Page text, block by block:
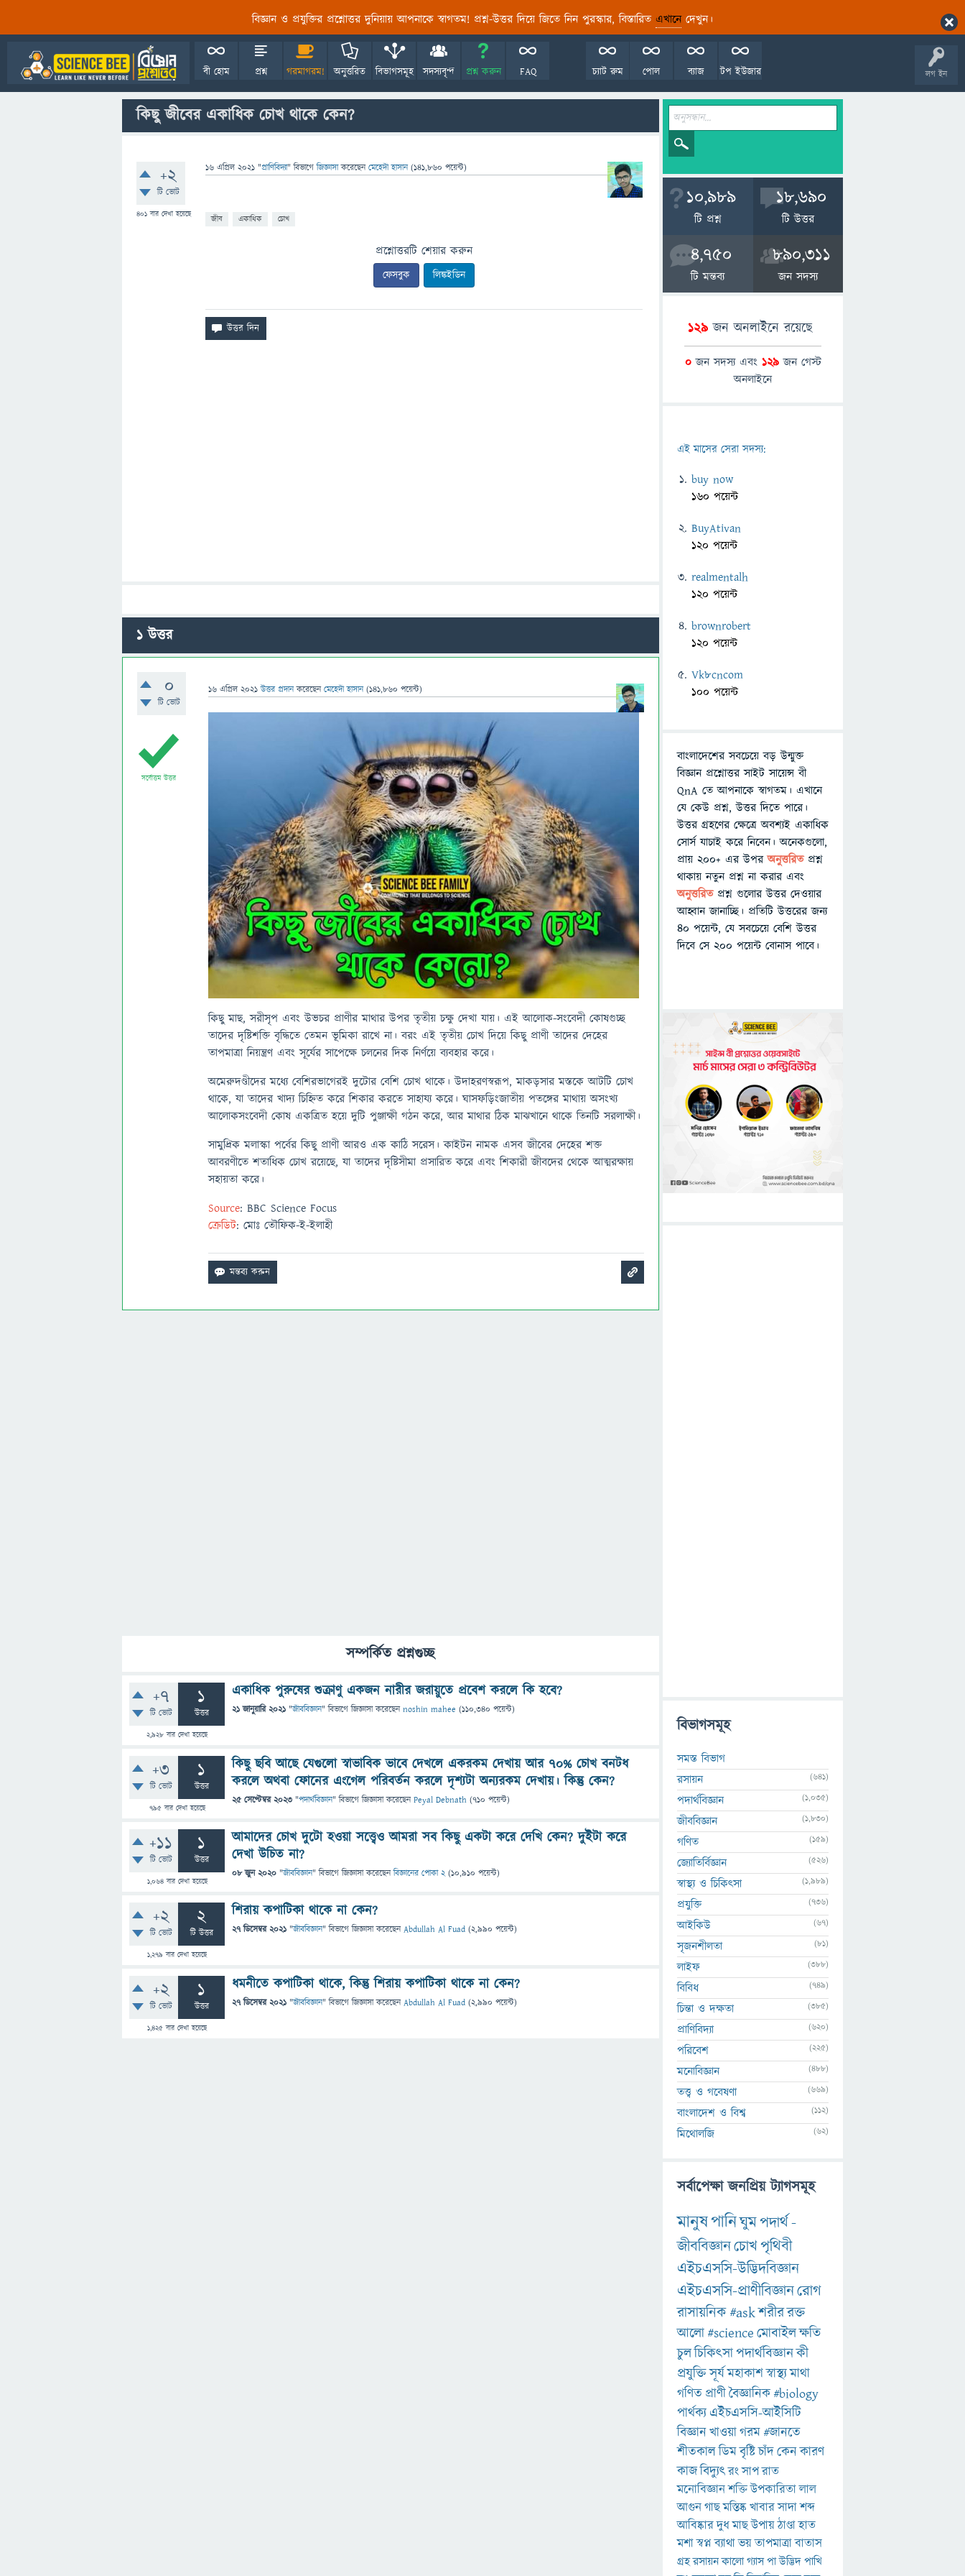
বিজ্ঞান ও প্রযুক্তির প্রশ্নোত্তর দুনিয়ায় আপনাকে স্বাগতম! প্রশ্ন-উত্তর দিয়ে জিতে নিন পুরস্কার, বিস্তারিত এখানেদেখুন।
লগ ইন
বী হোম প্রশ্ন গরমাগরম! অনুত্তরিত বিভাগসমূহ সদস্যবৃন্দ প্রশ্ন করুন FAQ টপ ইউজার
ব্যাজ
পোল
চ্যাট রুম
কিছু জীবের একাধিক চোখ থাকে কেন?
+2
টি ভোট
401 বার দেখা হয়েছে
16 এপ্রিল 2021 "প্রাণিবিদ্যা" বিভাগে জিজ্ঞাসাকরেছেনমেহেদী হাসান (141,860 পয়েন্ট)
জীব একাধিক চোখ
প্রশ্নোত্তরটি শেয়ার করুন
ফেসবুক লিঙ্কইডিন
1উত্তর
0
টি ভোট
16 এপ্রিল 2021 উত্তর প্রদান করেছেনমেহেদী হাসান (141,860 পয়েন্ট)
সর্বোত্তম উত্তর
কিছু মাছ, সরীসৃপ এবং উভচর প্রাণীর মাথার উপর তৃতীয় চক্ষু দেখা যায়। এই আলোক-সংবেদী কোষগুচ্ছ
তাদের দৃষ্টিশক্তি বৃদ্ধিতে তেমন ভূমিকা রাখে না। বরং এই তৃতীয় চোখ দিয়ে কিছু প্রাণী তাদের দেহের
তাপমাত্রা নিয়ন্ত্রণ এবং সূর্যের সাপেক্ষে চলনের দিক নির্ণয়ে ব্যবহার করে।
অমেরুদণ্ডীদের মধ্যে বেশিরভাগেরই দুটোর বেশি চোখ থাকে। উদাহরণস্বরূপ, মাকড়সার মস্তকে আটটি চোখ
থাকে, যা তাদের খাদ্য চিহ্নিত করে শিকার করতে সাহায্য করে। ঘাসফড়িংজাতীয় পতঙ্গের মাথায় অসংখ্য
আলোকসংবেদী কোষ একত্রিত হয়ে দুটি পুঞ্জাক্ষী গঠন করে, আর মাথার ঠিক মাঝখানে থাকে তিনটি সরলাক্ষী।
সামুদ্রিক মলাস্কা পর্বের কিছু প্রাণী আরও এক কাঠি সরেস। কাইটন নামক এসব জীবের দেহের শক্ত
আবরণীতে শতাধিক চোখ রয়েছে, যা তাদের দৃষ্টিসীমা প্রসারিত করে এবং শিকারী জীবদের থেকে আত্মরক্ষায়
সহায়তা করে।
Source: BBC Science Focus
ক্রেডিট: মোঃ তৌফিক-ই-ইলাহী
সম্পর্কিত প্রশ্নগুচ্ছ
+7
টি ভোট
1
উত্তর
2,928 বার দেখা হয়েছে
একাধিক পুরুষের শুক্রাণু একজন নারীর জরায়ুতে প্রবেশ করলে কি হবে?
21 জানুয়ারি 2021 "জীববিজ্ঞান" বিভাগে জিজ্ঞাসাকরেছেনnoshin mahee (110,340 পয়েন্ট)
+3
টি ভোট
1
উত্তর
795বার দেখা হয়েছে
কিছু ছবি আছে যেগুলো স্বাভাবিক ভাবে দেখলে একরকম দেখায় আর ৭০% চোখ বনটধ
করলে অথবা ফোনের এংগেল পরিবর্তন করলে দৃশ‍্যটা অন‍্যরকম দেখায়। কিন্তু কেন?
25 সেপ্টেম্বর 2023 "পদার্থবিজ্ঞান" বিভাগে জিজ্ঞাসাকরেছেনPeyal Debnath (710 পয়েন্ট)
+11
টি ভোট
1
উত্তর
1,064বার দেখা হয়েছে
আমাদের চোখ দুটো হওয়া সত্ত্বেও আমরা সব কিছু একটা করে দেখি কেন? দুইটা করে
দেখা উচিত না?
08 জুন 2020 "জীববিজ্ঞান" বিভাগে জিজ্ঞাসাকরেছেনবিজ্ঞানের পোকা 2 (10,910 পয়েন্ট)
+2
টি ভোট
2
টি উত্তর
1,279 বার দেখা হয়েছে
শিরায় কপাটিকা থাকে না কেন?
27 ডিসেম্বর 2021 "জীববিজ্ঞান" বিভাগে জিজ্ঞাসাকরেছেনAbdullah Al Fuad (2,990 পয়েন্ট)
+2
টি ভোট
1
উত্তর
1,425 বার দেখা হয়েছে
ধমনীতে কপাটিকা থাকে, কিন্তু শিরায় কপাটিকা থাকে না কেন?
27 ডিসেম্বর 2021 "জীববিজ্ঞান" বিভাগে জিজ্ঞাসাকরেছেনAbdullah Al Fuad (2,990 পয়েন্ট)
10,989
টি প্রশ্ন
18,690
টি উত্তর
4,750
টি মন্তব্য
890,311
জন সদস্য
129জন অনলাইনে রয়েছে
0জন সদস্য এবং 129জন গেস্ট
অনলাইনে
এই মাসের সেরা সদস্য:
buy now
160 পয়েন্ট
BuyAtivan
120 পয়েন্ট
realmentalh
120 পয়েন্ট
brownrobert
120 পয়েন্ট
Vk8cncom
100 পয়েন্ট
বাংলাদেশের সবচেয়ে বড় উন্মুক্ত
বিজ্ঞান প্রশ্নোত্তর সাইট সায়েন্স বী
QnA তে আপনাকে স্বাগতম। এখানে
যে কেউ প্রশ্ন, উত্তর দিতে পারে।
উত্তর গ্রহণের ক্ষেত্রে অবশ্যই একাধিক
সোর্স যাচাই করে নিবেন। অনেকগুলো,
প্রায় ২০০+ এর উপরঅনুত্তরিতপ্রশ্ন
থাকায় নতুন প্রশ্ন না করার এবং
অনুত্তরিত প্রশ্ন গুলোর উত্তর দেওয়ার
আহ্বান জানাচ্ছি। প্রতিটি উত্তরের জন্য
৪০ পয়েন্ট, যে সবচেয়ে বেশি উত্তর
দিবে সে ২০০ পয়েন্ট বোনাস পাবে।
বিভাগসমূহ
সমস্ত বিভাগ
রসায়ন
(641)
পদার্থবিজ্ঞান (1,035)
জীববিজ্ঞান (1,830)
গণিত (159)
জ্যোতির্বিজ্ঞান (526)
স্বাস্থ্য ও চিকিৎসা (1,989)
প্রযুক্তি (736)
আইকিউ (67)
সৃজনশীলতা (81)
লাইফ (388)
বিবিধ (749)
চিন্তা ও দক্ষতা (385)
প্রাণিবিদ্যা (620)
পরিবেশ (225)
মনোবিজ্ঞান (488)
তত্ত্ব ও গবেষণা (669)
বাংলাদেশ ও বিশ্ব (112)
মিথোলজি (62)
সর্বাপেক্ষা জনপ্রিয় ট্যাগসমূহ
মানুষপানিঘুমপদার্থ-
জীববিজ্ঞানচোখপৃথিবী
এইচএসসি-উদ্ভিদবিজ্ঞান
এইচএসসি-প্রাণীবিজ্ঞানরোগ
রাসায়নিক#askশরীররক্ত
আলো#scienceমোবাইলক্ষতি
চুলচিকিৎসাপদার্থবিজ্ঞানকী
প্রযুক্তিসূর্যমহাকাশস্বাস্থ্যমাথা
গণিত প্রাণীবৈজ্ঞানিক#biology
পার্থক্য এইচএসসি-আইসিটি
বিজ্ঞানখাওয়াগরম#জানতে
শীতকালডিমবৃষ্টিচাঁদকেনকারণ
কাজবিদ্যুৎরংসাপরাত
মনোবিজ্ঞানশক্তিউপকারিতালাল
আগুনগাছমস্তিষ্কখাবারসাদাশব্দ
আবিষ্কারদুধমাছউপায়ঠাণ্ডাহাত
মশাস্বপ্নব্যাথাভয়তাপমাত্রাবাতাস
গ্রহরসায়নকালোগ্যাসপাউদ্ভিদপাখি